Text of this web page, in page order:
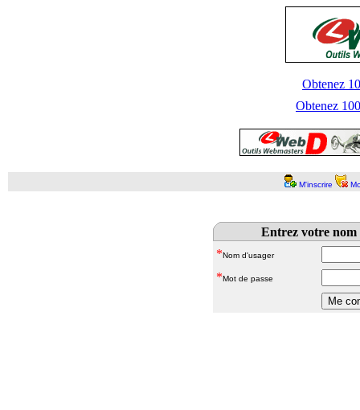
Obtenez
Obtenez
M'inscrire
Entrez votre nom
*Nom d'usager
*Mot de passe